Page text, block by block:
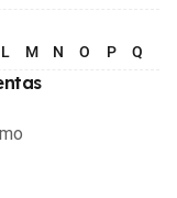
L M N O P Q